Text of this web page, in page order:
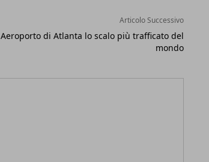
Articolo Successivo
Aeroporto di Atlanta lo scalo più trafficato del
mondo